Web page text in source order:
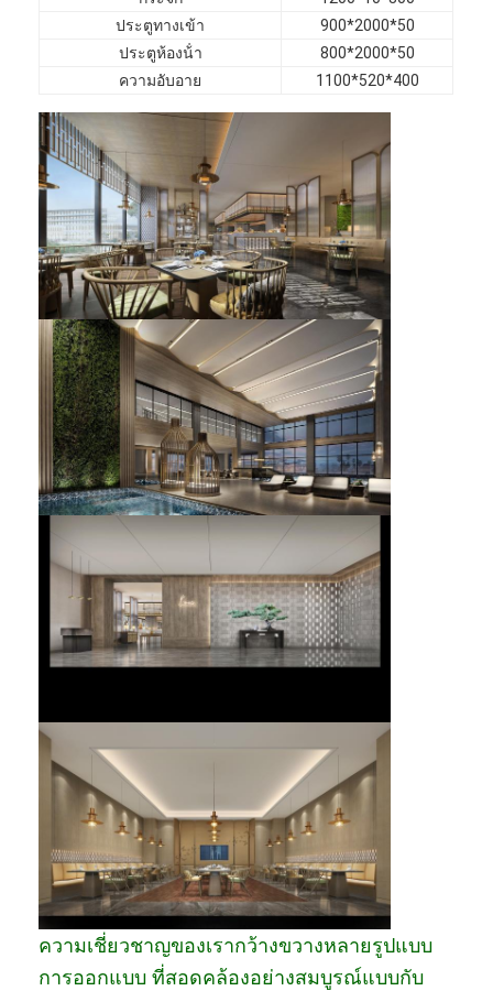
เฟอร์นิเจอร์วิลล่า
เฟอร์นิเจอร์อพาร์ทเมนท์
เฟอร์นิเจอร์คลับพาณิชย์
เฟอร์นิเจอร์ห้องอาหาร
เฟอร์นิเจอร์สำนักงาน
อุปกรณ์ติดตั้งเฟอร์นิเจอร์
เฟอร์นิเจอร์หุ้มเบาะ
ประตูทางเข้า
900*2000*50
ประตูห้องน้ํา
800*2000*50
ความอับอาย
1100*520*400
ความเชี่ยวชาญของเรากว้างขวางหลายรูปแบบ
การออกแบบ ที่สอดคล้องอย่างสมบูรณ์แบบกับ